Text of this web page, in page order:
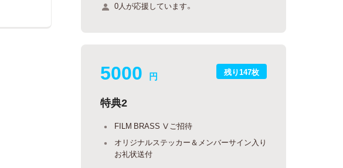
0人が応援しています。
残り147枚
5000 円
特典2
FILM BRASS Ⅴご招待
オリジナルステッカー＆メンバーサイン入り
お礼状送付